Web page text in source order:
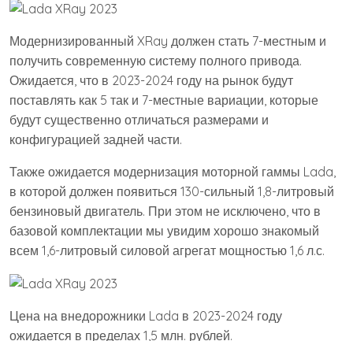
Модернизированный XRay должен стать 7-местным и
получить современную систему полного привода.
Ожидается, что в 2023-2024 году на рынок будут
поставлять как 5 так и 7-местные вариации, которые
будут существенно отличаться размерами и
конфигурацией задней части.
Также ожидается модернизация моторной гаммы Lada,
в которой должен появиться 130-сильный 1,8-литровый
бензиновый двигатель. При этом не исключено, что в
базовой комплектации мы увидим хорошо знакомый
всем 1,6-литровый силовой агрегат мощностью 1,6 л.с.
Цена на внедорожники Lada в 2023-2024 году
ожидается в пределах 1,5 млн. рублей.